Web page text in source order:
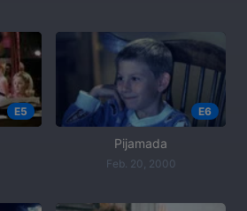
E5 E6
Pijamada
Feb. 20, 2000